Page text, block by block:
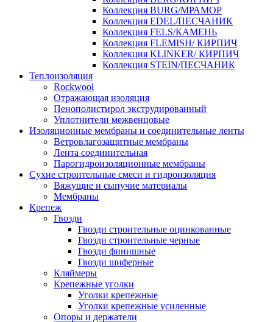
Коллекция BURG/МРАМОР
Коллекция EDEL/ПЕСЧАНИК
Коллекция FELS/КАМЕНЬ
Коллекция FLEMISH/ КИРПИЧ
Коллекция KLINKER/ КИРПИЧ
Коллекция STEIN/ПЕСЧАНИК
Теплоизоляция
Rockwool
Отражающая изоляция
Пенополистирол экструдированный
Уплотнители межвенцовые
Изоляционные мембраны и соединительные ленты
Ветровлагозащитные мембраны
Лента соединительная
Парогидроизоляционные мембраны
Сухие строительные смеси и гидроизоляция
Вяжущие и сыпучие материалы
Мембраны
Крепеж
Гвозди
Гвозди строительные оцинкованные
Гвозди строительные черные
Гвозди финишные
Гвозди шиферные
Кляймеры
Крепежные уголки
Уголки крепежные
Уголки крепежные усиленные
Опоры и держатели